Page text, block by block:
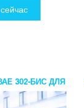
302-БИС ДЛЯ